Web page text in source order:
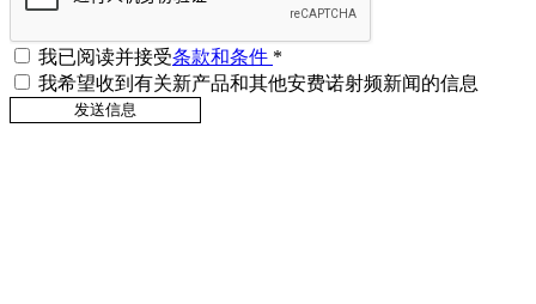
我已阅读并接受条款和条件 *
我希望收到有关新产品和其他安费诺射频新闻的信息